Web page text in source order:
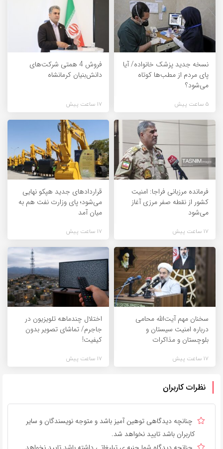
نسخه جدید پزشک خانواده/ آیا
پای مردم از مطب‌ها‌ کوتاه
می‌شود؟
5 ساعت پیش
فروش 4 همتی شرکت‌های
دانش‌بنیان کرمانشاه
17 ساعت پیش
فرمانده مرزبانی فراجا: امنیت
کشور از نقطه صفر مرزی آغاز
می‌شود
17 ساعت پیش
قراردادهای جدید هپکو نهایی
می‌شود؛ پای وزارت نفت هم به
میان آمد
17 ساعت پیش
سخنان مهم آیت‌الله محامی
درباره امنیت سیستان و
بلوچستان و مذاکرات
17 ساعت پیش
اختلال چندماهه تلویزیون در
جاجرم/ تماشای تصویر بدون
کیفیت!
17 ساعت پیش
نظرات کاربران
چنانچه دیدگاهی توهین آمیز باشد و متوجه نویسندگان و سایر
کاربران باشد تایید نخواهد شد.